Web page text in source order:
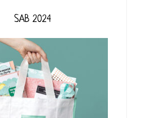
SAB 2024